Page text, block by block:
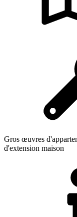
Gros œuvres
d'extension maison